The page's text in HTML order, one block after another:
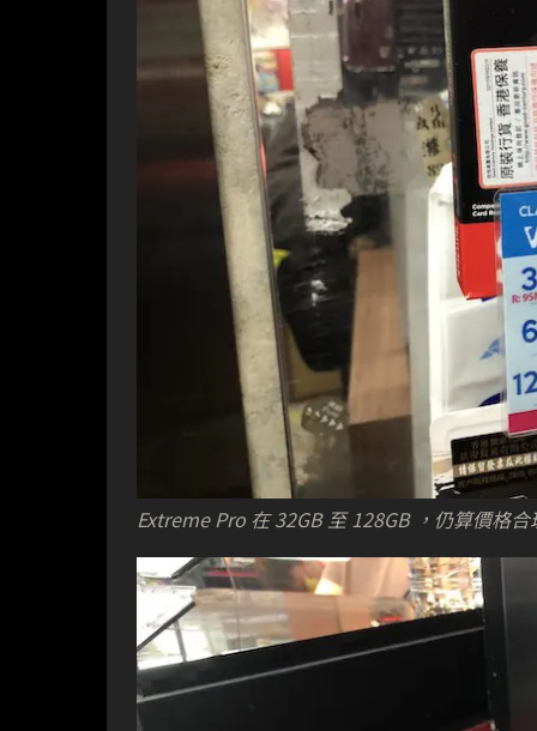
Extreme Pro 在 32GB 至 128GB ，仍算價格合